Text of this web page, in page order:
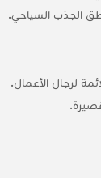
الجذب السياحي.
لرجال الأعمال.